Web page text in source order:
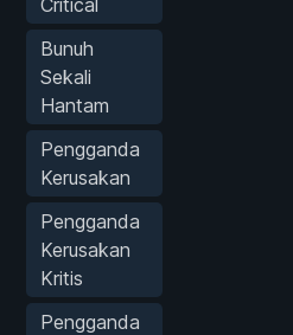
Bunuh
Sekali
Hantam
Pengganda
Kerusakan
Pengganda
Kerusakan
Kritis
Pengganda